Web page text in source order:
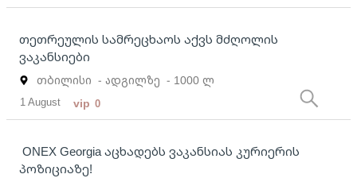
თეთრეულის სამრეცხაოს აქვს მძღოლის
ვაკანსიები
თბილისი - ადგილზე - 1000 ლ
1 August vip 0
ONEX Georgia აცხადებს ვაკანსიას კურიერის
პოზიციაზე!